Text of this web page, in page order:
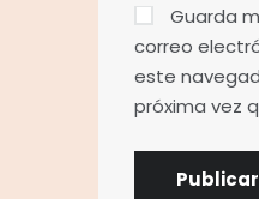
Guarda
correo
este
próxima vez